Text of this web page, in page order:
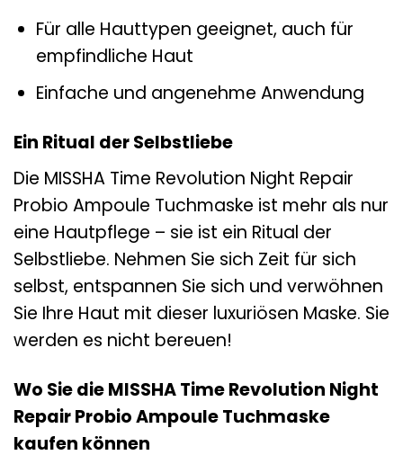
Für alle Hauttypen geeignet, auch für
empfindliche Haut
Einfache und angenehme Anwendung
Ein Ritual der Selbstliebe
Die MISSHA Time Revolution Night Repair
Probio Ampoule Tuchmaske ist mehr als nur
eine Hautpflege – sie ist ein Ritual der
Selbstliebe. Nehmen Sie sich Zeit für sich
selbst, entspannen Sie sich und verwöhnen
Sie Ihre Haut mit dieser luxuriösen Maske. Sie
werden es nicht bereuen!
Wo Sie die MISSHA Time Revolution Night
Repair Probio Ampoule Tuchmaske
kaufen können